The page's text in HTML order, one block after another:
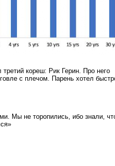
кореш: Рик Герин. Про него
с плечом. Парень хотел
Мы не торопились, ибо знали,